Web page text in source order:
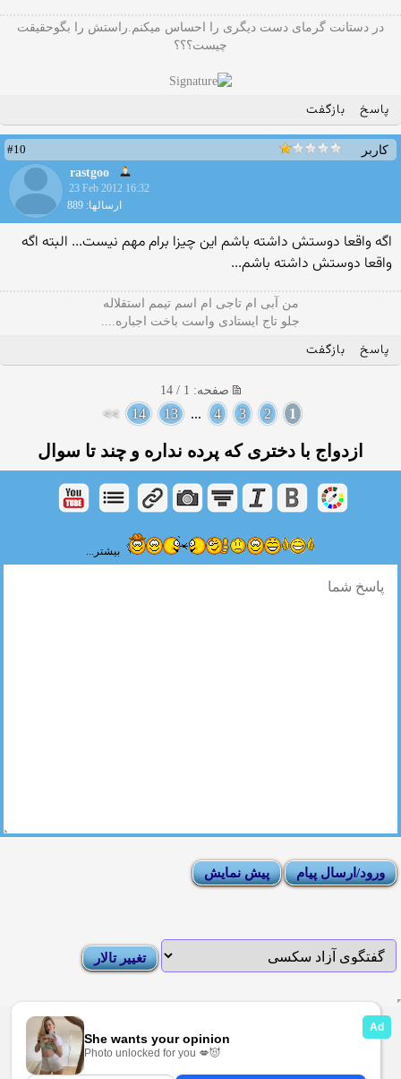
در دستانت گرمای دست دیگری را احساس میکنم.راستش را بگوحقیقت
چیست؟؟؟
پاسخ بازگفت
کاربر
#10
rastgoo
23 Feb 2012 16:32
ارسالها: 889
اگه واقعا دوستش داشته باشم این چیزا برام مهم نیست... البته اگه
واقعا دوستش داشته باشم...
من آبی ام تاجی ام اسم تیمم استقلاله
جلو تاج ایستادی واست باخت اجباره....
پاسخ بازگفت
صفحه: 1 / 14
1
2
3
4
...
13
14
>>
ازدواج با دختری كه پرده نداره و چند تا سوال
بیشتر...
Rules Moderator List
Sexy Pictures Archive | Adult Forums